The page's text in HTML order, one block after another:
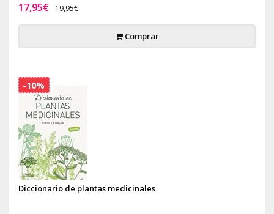
17,95€ 19,95€
Comprar
Diccionario de plantas medicinales
-10%